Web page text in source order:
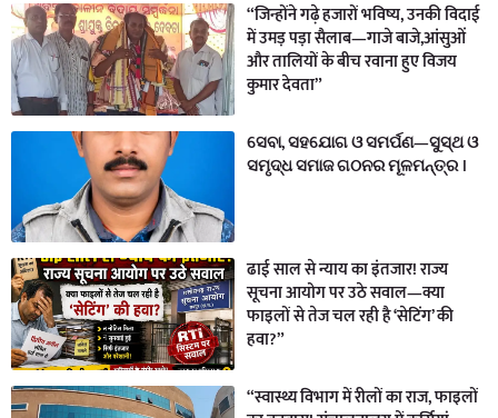
“जिन्होंने गढ़े हजारों भविष्य, उनकी विदाई
में उमड़ पड़ा सैलाब—गाजे बाजे,आंसुओं
और तालियों के बीच रवाना हुए विजय
कुमार देवता”
ସେବା, ସହଯୋଗ ଓ ସମର୍ପଣ—ସୁସ୍ଥ ଓ
ସମୃଦ୍ଧ ସମାଜ ଗଠନର ମୂଳମନ୍ତ୍ର ।
ढाई साल से न्याय का इंतजार! राज्य
सूचना आयोग पर उठे सवाल—क्या
फाइलों से तेज चल रही है ‘सेटिंग’ की
हवा?”
“स्वास्थ्य विभाग में रीलों का राज, फाइलों